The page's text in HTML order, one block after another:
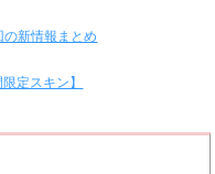
新情報まとめ
定スキン】